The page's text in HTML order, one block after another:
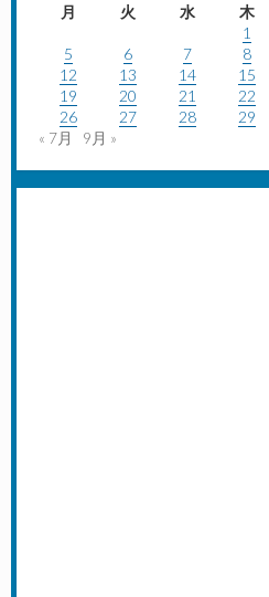
月
火 水 木
1
5
6 7 8
12
13 14 15
19
20 21 22
26
27 28 29
« 7月
9月 »